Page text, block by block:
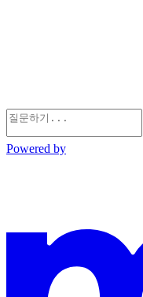
Powered by